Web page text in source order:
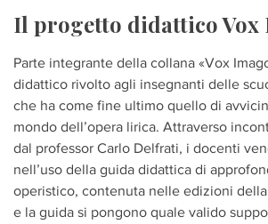
Il progetto didattico Vox
Parte integrante della collana «Vox
didattico rivolto agli insegnanti delle
che ha come fine ultimo quello di
mondo dell’opera lirica. Attraverso
dal professor Carlo Delfrati, i docenti
nell’uso della guida didattica di
operistico, contenuta nelle edizioni
e la guida si pongono quale valido